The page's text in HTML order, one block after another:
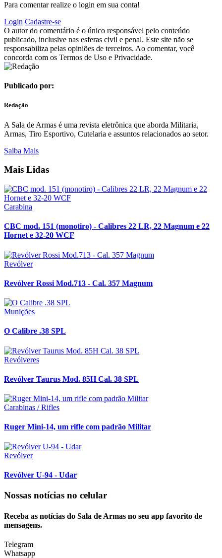
Para comentar realize o login em sua conta!
Login Cadastre-se
O autor do comentário é o único responsável pelo conteúdo
publicado, inclusive nas esferas civil e penal. Este site não se
responsabiliza pelas opiniões de terceiros. Ao comentar, você
concorda com os Termos de Uso e Privacidade.
Publicado por:
Redação
A Sala de Armas é uma revista eletrônica que aborda Militaria,
Armas, Tiro Esportivo, Cutelaria e assuntos relacionados ao setor.
Saiba Mais
Mais Lidas
Carabina
CBC mod. 151 (monotiro) - Calibres 22 LR, 22 Magnum e 22
Hornet e 32-20 WCF
Revólver
Revólver Rossi Mod.713 - Cal. 357 Magnum
Munições
O Calibre .38 SPL
Revólveres
Revólver Taurus Mod. 85H Cal. 38 SPL
Carabinas / Rifles
Ruger Mini-14, um rifle com padrão Militar
Revólver
Revólver U-94 - Udar
Nossas notícias no celular
Receba as notícias do Sala de Armas no seu app favorito de
mensagens.
Telegram
Whatsapp